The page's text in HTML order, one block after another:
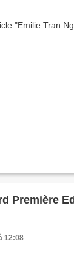
Première
12:08